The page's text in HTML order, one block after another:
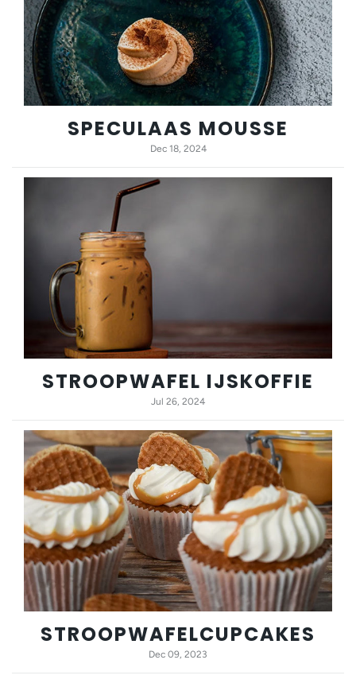
SPECULAAS MOUSSE
Dec 18, 2024
STROOPWAFEL IJSKOFFIE
Jul 26, 2024
STROOPWAFELCUPCAKES
Dec 09, 2023